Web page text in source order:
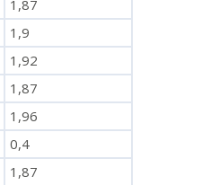
1,87
1,9
1,92
1,87
1,96
0,4
1,87